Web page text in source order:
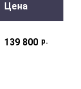
Цена
139 800 р.